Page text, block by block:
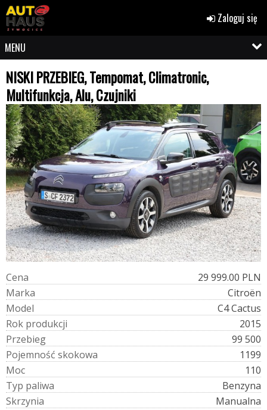
Zaloguj się
MENU
NISKI PRZEBIEG, Tempomat, Climatronic,
Multifunkcja, Alu, Czujniki
Cena
29 999.00 PLN
Marka
Citroën
Model
C4 Cactus
Rok produkcji
2015
Przebieg
99 500
Pojemność skokowa
1199
Moc
110
Typ paliwa
Benzyna
Skrzynia
Manualna